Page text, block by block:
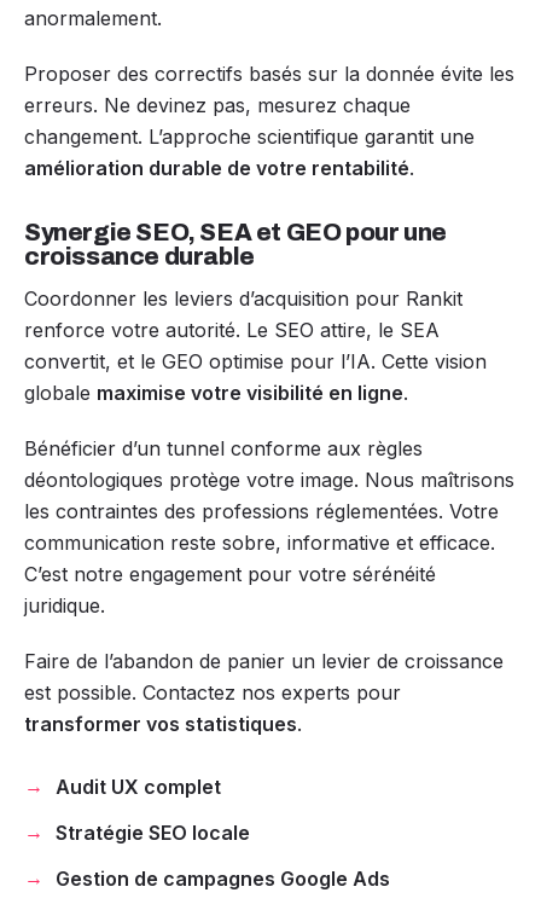
anormalement.
Proposer des correctifs basés sur la donnée évite les
erreurs. Ne devinez pas, mesurez chaque
changement. L’approche scientifique garantit une
amélioration durable de votre rentabilité.
Synergie SEO, SEA et GEO pour une
croissance durable
Coordonner les leviers d’acquisition pour Rankit
renforce votre autorité. Le SEO attire, le SEA
convertit, et le GEO optimise pour l’IA. Cette vision
globale maximise votre visibilité en ligne.
Bénéficier d’un tunnel conforme aux règles
déontologiques protège votre image. Nous maîtrisons
les contraintes des professions réglementées. Votre
communication reste sobre, informative et efficace.
C’est notre engagement pour votre sérénéité
juridique.
Faire de l’abandon de panier un levier de croissance
est possible. Contactez nos experts pour
transformer vos statistiques.
Audit UX complet
Stratégie SEO locale
Gestion de campagnes Google Ads